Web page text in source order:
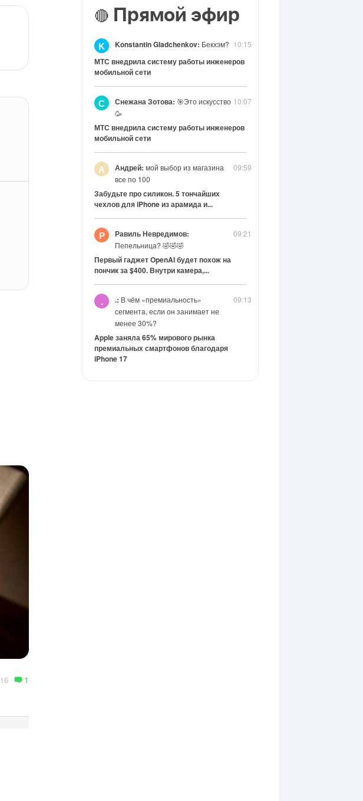
1
🔴 Прямой эфир
10:15
K Konstantin Gladchenkov: Бекхэм?
МТС внедрила систему работы инженеров
мобильной сети
10:07
С Снежана Зотова: 🎯Это искусство
🥳
МТС внедрила систему работы инженеров
мобильной сети
09:59
А Андрей: мой выбор из магазина
все по 100
Забудьте про силикон. 5 тончайших
чехлов для iPhone из арамида и...
09:21
Р Равиль Невредимов:
Пепельница? 🤣🤣🤣
Первый гаджет OpenAI будет похож на
пончик за $400. Внутри камера,...
09:13
. .: В чём «премиальность»
сегмента, если он занимает не
менее 30%?
Apple заняла 65% мирового рынка
премиальных смартфонов благодаря
iPhone 17